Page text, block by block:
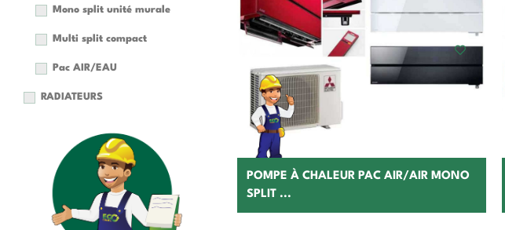
Mono split unité murale
Multi split compact
Pac AIR/EAU
RADIATEURS
Choisir
POMPE À CHALEUR PAC AIR/AIR MONO
SPLIT ...